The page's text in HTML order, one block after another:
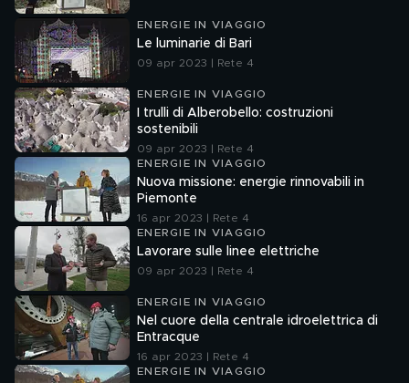
ENERGIE IN VIAGGIO
Le luminarie di Bari
09 apr 2023 | Rete 4
ENERGIE IN VIAGGIO
I trulli di Alberobello: costruzioni
sostenibili
09 apr 2023 | Rete 4
ENERGIE IN VIAGGIO
Nuova missione: energie rinnovabili in
Piemonte
16 apr 2023 | Rete 4
ENERGIE IN VIAGGIO
Lavorare sulle linee elettriche
09 apr 2023 | Rete 4
ENERGIE IN VIAGGIO
Nel cuore della centrale idroelettrica di
Entracque
16 apr 2023 | Rete 4
ENERGIE IN VIAGGIO